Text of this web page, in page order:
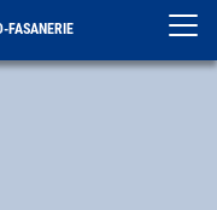
FASANERIE